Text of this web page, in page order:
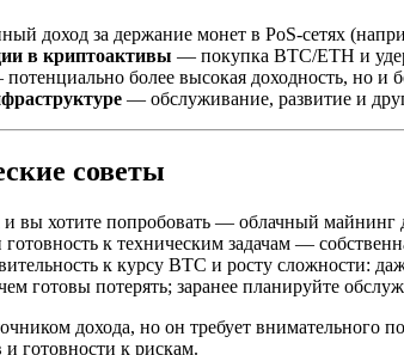
доход за держание монет в PoS-сетях
в криптоактивы — покупка BTC/ETH и
более высокая доходность, но и
— обслуживание, развитие и
советы
и вы хотите попробовать — облачный
готовность к техническим задачам —
к курсу BTC и росту сложности:
готовы потерять; заранее планируйте
дохода, но он требует внимательного
готовности к рискам.